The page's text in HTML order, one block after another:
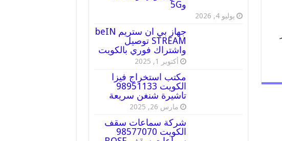
و5G
يوليو 4, 2026
جهاز بي ان ستريم beIN
STREAM توصيل
واشتراك فوري بالكويت
أكتوبر 1, 2025
مكتب استخراج فيزا
الكويت 98951133
تاشيرة شنغن سريعة
مارس 26, 2025
شركة سماعات سقف
الكويت 98577070